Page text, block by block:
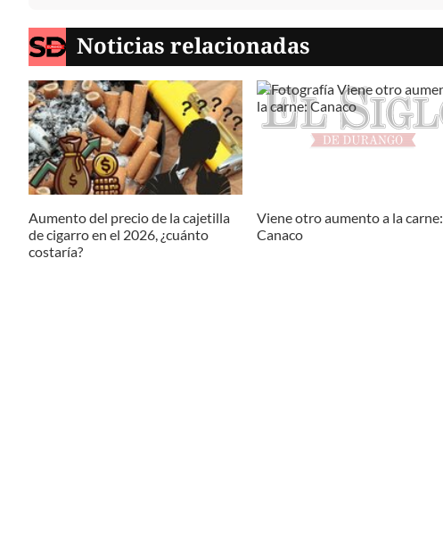
Noticias relacionadas
Aumento del precio de la cajetilla
de cigarro en el 2026, ¿cuánto
costaría?
Viene otro aumento a la carne:
Canaco